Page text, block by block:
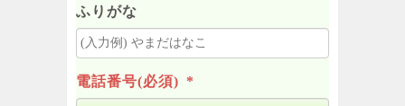
ふりがな
電話番号(必須) *